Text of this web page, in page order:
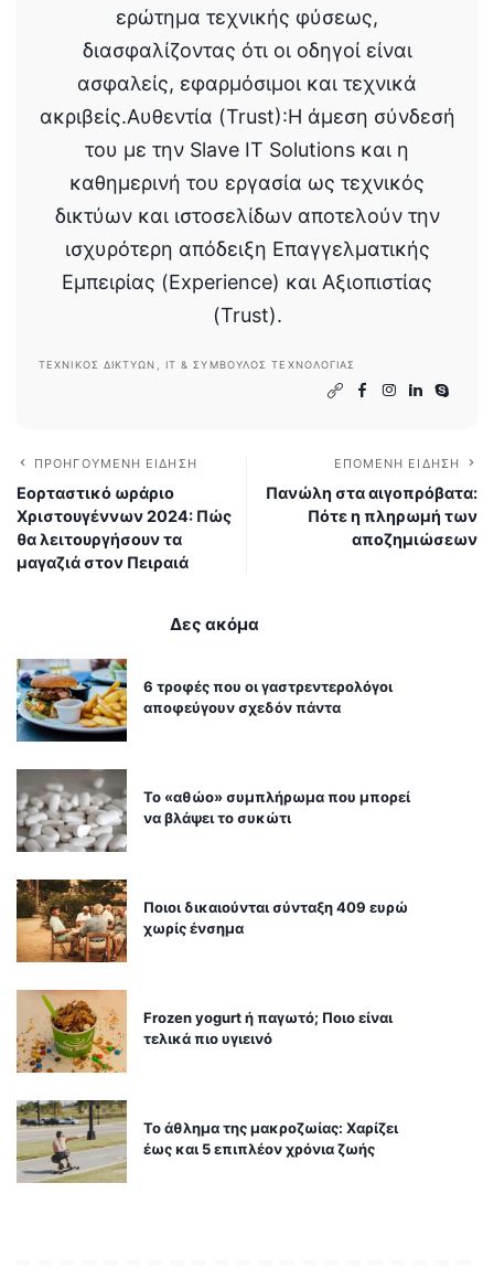
ερώτημα τεχνικής φύσεως,
διασφαλίζοντας ότι οι οδηγοί είναι
ασφαλείς, εφαρμόσιμοι και τεχνικά
ακριβείς.Αυθεντία (Trust):Η άμεση σύνδεσή
του με την Slave IT Solutions και η
καθημερινή του εργασία ως τεχνικός
δικτύων και ιστοσελίδων αποτελούν την
ισχυρότερη απόδειξη Επαγγελματικής
Εμπειρίας (Experience) και Αξιοπιστίας
(Trust).
ΤΕΧΝΙΚΌΣ ΔΙΚΤΎΩΝ, IT & ΣΎΜΒΟΥΛΟΣ ΤΕΧΝΟΛΟΓΊΑΣ
ΠΡΟΗΓΟΎΜΕΝΗ ΕΊΔΗΣΗ
Εορταστικό ωράριο
Χριστουγέννων 2024: Πώς
θα λειτουργήσουν τα
μαγαζιά στον Πειραιά
ΕΠΌΜΕΝΗ ΕΊΔΗΣΗ
Πανώλη στα αιγοπρόβατα:
Πότε η πληρωμή των
αποζημιώσεων
Δες ακόμα
6 τροφές που οι γαστρεντερολόγοι
αποφεύγουν σχεδόν πάντα
Το «αθώο» συμπλήρωμα που μπορεί
να βλάψει το συκώτι
Ποιοι δικαιούνται σύνταξη 409 ευρώ
χωρίς ένσημα
Frozen yogurt ή παγωτό; Ποιο είναι
τελικά πιο υγιεινό
Το άθλημα της μακροζωίας: Χαρίζει
έως και 5 επιπλέον χρόνια ζωής